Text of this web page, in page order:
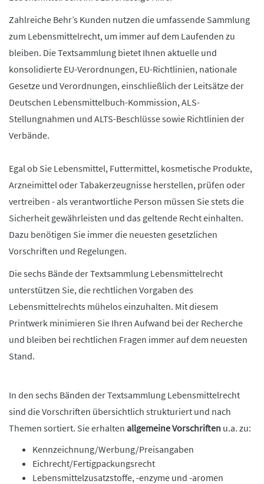
Zahlreiche Behr’s Kunden nutzen die umfassende Sammlung
zum Lebensmittelrecht, um immer auf dem Laufenden zu
bleiben. Die Textsammlung bietet Ihnen aktuelle und
konsolidierte EU-Verordnungen, EU-Richtlinien, nationale
Gesetze und Verordnungen, einschließlich der Leitsätze der
Deutschen Lebensmittelbuch-Kommission, ALS-
Stellungnahmen und ALTS-Beschlüsse sowie Richtlinien der
Verbände.
Egal ob Sie Lebensmittel, Futtermittel, kosmetische Produkte,
Arzneimittel oder Tabakerzeugnisse herstellen, prüfen oder
vertreiben - als verantwortliche Person müssen Sie stets die
Sicherheit gewährleisten und das geltende Recht einhalten.
Dazu benötigen Sie immer die neuesten gesetzlichen
Vorschriften und Regelungen.
Die sechs Bände der Textsammlung Lebensmittelrecht
unterstützen Sie, die rechtlichen Vorgaben des
Lebensmittelrechts mühelos einzuhalten. Mit diesem
Printwerk minimieren Sie Ihren Aufwand bei der Recherche
und bleiben bei rechtlichen Fragen immer auf dem neuesten
Stand.
In den sechs Bänden der Textsammlung Lebensmittelrecht
sind die Vorschriften übersichtlich strukturiert und nach
Themen sortiert. Sie erhalten allgemeine Vorschriften u.a. zu:
Kennzeichnung/Werbung/Preisangaben
Eichrecht/Fertigpackungsrecht
Lebensmittelzusatzstoffe, -enzyme und -aromen